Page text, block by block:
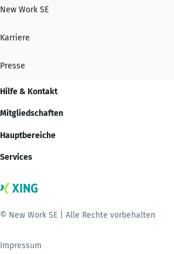
New Work SE
Karriere
Presse
Hilfe & Kontakt
Mitgliedschaften
Hauptbereiche
Services
© New Work SE | Alle Rechte vorbehalten
Impressum